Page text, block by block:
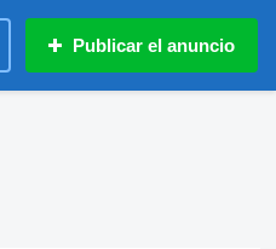
Publicar el anuncio